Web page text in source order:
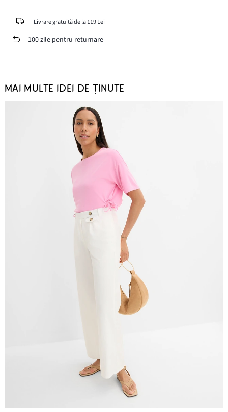
Livrare gratuită de la 119 Lei
100 zile pentru returnare
MAI MULTE IDEI DE ȚINUTE